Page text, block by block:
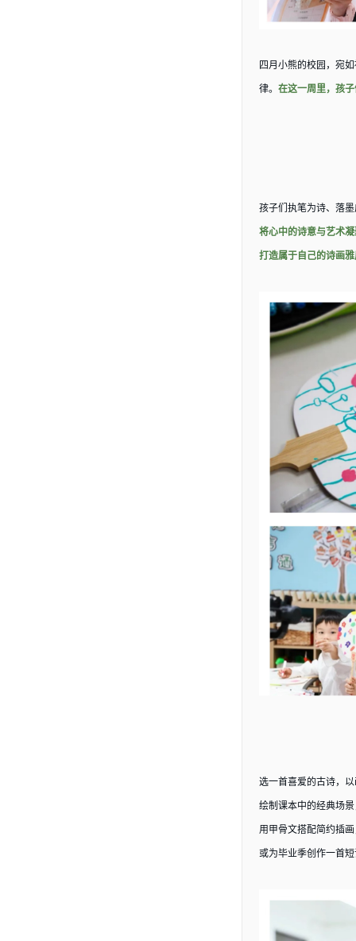
四月小熊的校园，宛
律。 在这一周里，孩
孩子们执笔为诗、落
将心中的诗意与艺术
打造属于自己的诗画
选一首喜爱的古诗，
绘制课本中的经典场
用甲骨文搭配简约插
或为毕业季创作一首